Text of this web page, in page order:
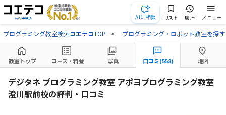
AIに相談 リスト 履歴 メニュー
プログラミング教室検索コエテコTOP プログラミング・ロボット教室を探す
教室トップ コース・料金 写真 口コミ(558) 地図
デジタネ プログラミング教室 アポヨプログラミング教室
澄川駅前校の評判・口コミ